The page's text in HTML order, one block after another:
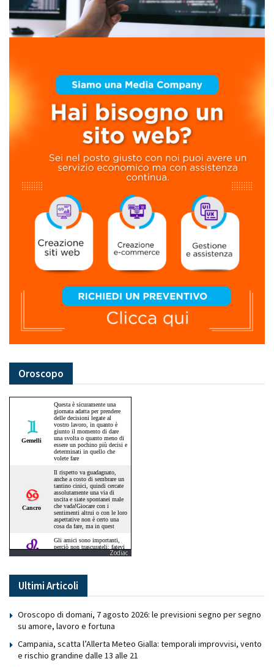
Oroscopo
Zodiac
Ultimi Articoli
Oroscopo di domani, 7 agosto 2026: le previsioni segno per segno
su amore, lavoro e fortuna
Campania, scatta l’Allerta Meteo Gialla: temporali improvvisi, vento
e rischio grandine dalle 13 alle 21